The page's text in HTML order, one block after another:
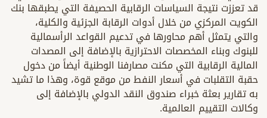
قد تعززت نتيجة السياسات الرقابية الحصيفة التي يطبقها بنك
الكويت المركزي من خلال أدوات الرقابة الجزئية والكلية،
والتي يتمثل أهم محاورها في تدعيم القواعد الرأسمالية
للبنوك وبناء المخصصات الاحترازية بالإضافة إلى المصدات
المالية الرقابية التي مكنت مصارفنا الوطنية أيضاً من دخول
حقبة التقلبات في أسعار النفط من موقع قوة، وهذا ما تشيد
به تقارير بعثة خبراء صندوق النقد الدولي بالإضافة إلى
وكالات التقييم العالمية.